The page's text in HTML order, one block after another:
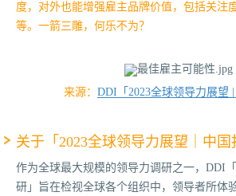
度，对外也能增强雇主品牌价值，包括关注
等。一箭三雕，何乐不为？
来源： DDI「2023全球领导力展望 |
关于「2023全球领导力展望｜中国
作为全球最大规模的领导力调研之一，DDI
研」旨在检视全球各个组织中，领导者所体